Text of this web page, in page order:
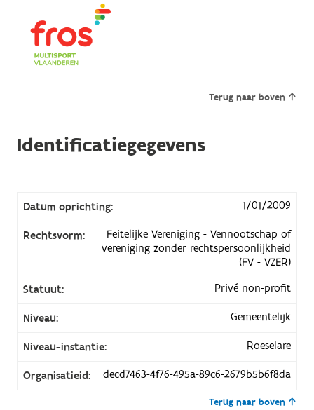
Terug naar boven
Identificatiegegevens
Datum oprichting: 1/01/2009
Rechtsvorm:
Feitelijke Vereniging - Vennootschap of
vereniging zonder rechtspersoonlijkheid
(FV - VZER)
Statuut:
Privé non-profit
Niveau: Gemeentelijk
Niveau-instantie: Roeselare
Organisatieid: decd7463-4f76-495a-89c6-2679b5b6f8da
Terug naar boven